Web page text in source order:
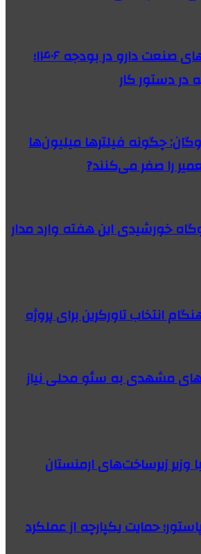
تسویه بدهی‌های صنعت دارو در بودجه ۱۴۰۶؛
در دستور کار
چگونه فیلترها میلیون‌ها
را صفر می‌کنند?
خورشیدی این هفته وارد مدار
مشهدی به سئو محلی نیاز
با وزیر زیرساخت‌های ارمنستان
حمایت یکپارچه از عملکرد